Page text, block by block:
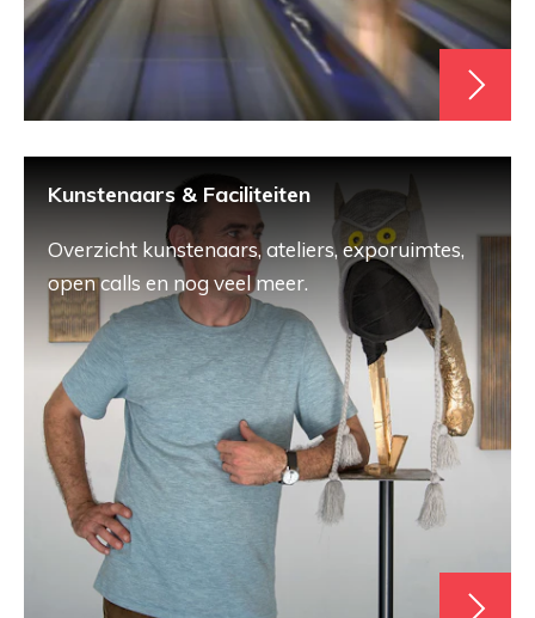
Kunstenaars & Faciliteiten
Overzicht kunstenaars, ateliers, exporuimtes,
open calls en nog veel meer.